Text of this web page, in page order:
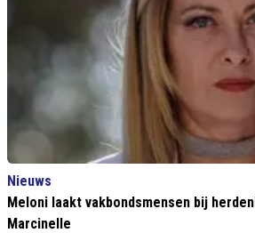
Nieuws
Meloni laakt vakbondsmensen bij
Marcinelle